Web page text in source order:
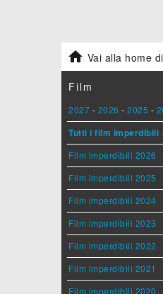
 Vai alla home
Film
2027 - 2026 - 2025 -
Tutti i film imperdibili
Film imperdibili 2026
Film imperdibili 2025
Film imperdibili 2024
Film imperdibili 2023
Film imperdibili 2022
Film imperdibili 2021
Film imperdibili 2020